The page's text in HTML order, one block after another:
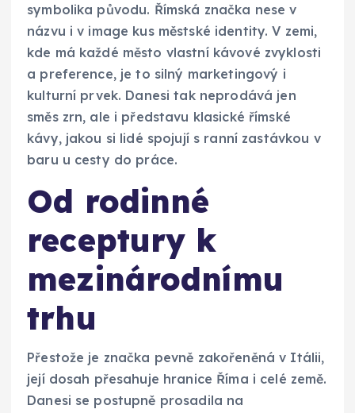
symbolika původu. Římská značka nese v
názvu i v image kus městské identity. V zemi,
kde má každé město vlastní kávové zvyklosti
a preference, je to silný marketingový i
kulturní prvek. Danesi tak neprodává jen
směs zrn, ale i představu klasické římské
kávy, jakou si lidé spojují s ranní zastávkou v
baru u cesty do práce.
Od rodinné
receptury k
mezinárodnímu
trhu
Přestože je značka pevně zakořeněná v Itálii,
její dosah přesahuje hranice Říma i celé země.
Danesi se postupně prosadila na